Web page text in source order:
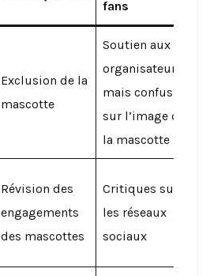
fans
Exclusion de la
mascotte
Soutien aux
organisateurs
mais confusion
sur l’image de
la mascotte
Révision des
engagements
des mascottes
Critiques sur
les réseaux
sociaux